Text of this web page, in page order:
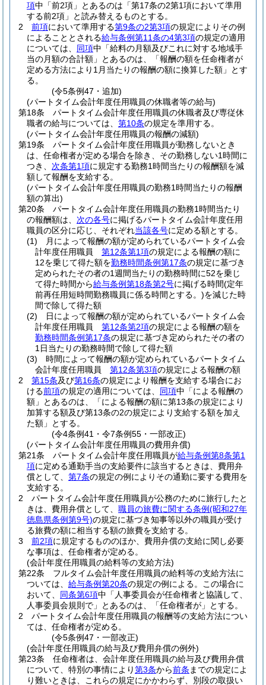
項中「前2項」とあるのは「第17条の2第1項において準用
する前2項」と読み替えるものとする。
2
前項において準用する第9条の2第3項の規定によりその例
によることとされる給与条例第11条の4第3項の規定の適用
については、 同項中「給料の月額及びこれに対する地域手
当の月額の合計額」とあるのは、「報酬の額を任命権者が
定める方法により1月当たりの報酬の額に換算した額」とす
る。
(令5条例47・追加)
(パートタイム会計年度任用職員の休職者等の給与)
第18条
パートタイム会計年度任用職員の休職者及び専従休
職者の給与については、 第10条の規定を準用する。
(パートタイム会計年度任用職員の報酬の減額)
第19条
パートタイム会計年度任用職員が勤務しないとき
は、任命権者が定める場合を除き、その勤務しない1時間に
つき、 次条第1項に規定する勤務1時間当たりの報酬額を減
額して報酬を支給する。
(パートタイム会計年度任用職員の勤務1時間当たりの報酬
額の算出)
第20条
パートタイム会計年度任用職員の勤務1時間当たり
の報酬額は、 次の各号に掲げるパートタイム会計年度任用
職員の区分に応じ、それぞれ当該各号に定める額とする。
(1)
月によって報酬の額が定められているパートタイム会
計年度任用職員 第12条第1項の規定による報酬の額に
12を乗じて得た額を勤務時間条例第17条の規定に基づき
定められたその者の1週間当たりの勤務時間に52を乗じ
て得た時間から給与条例第18条第2号に掲げる時間(定年
前再任用短時間勤務職員に係る時間とする。)を減じた時
間で除して得た額
(2)
日によって報酬の額が定められているパートタイム会
計年度任用職員 第12条第2項の規定による報酬の額を
勤務時間条例第17条の規定に基づき定められたその者の
1日当たりの勤務時間で除して得た額
(3)
時間によって報酬の額が定められているパートタイム
会計年度任用職員 第12条第3項の規定による報酬の額
2
第15条及び第16条の規定により報酬を支給する場合にお
ける前項の規定の適用については、 同項中「による報酬の
額」とあるのは、「による報酬の額に第13条の規定により
加算する額及び第13条の2の規定により支給する額を加え
た額」とする。
(令4条例41・令7条例55・一部改正)
(パートタイム会計年度任用職員の費用弁償)
第21条
パートタイム会計年度任用職員が給与条例第8条第1
項に定める通勤手当の支給要件に該当するときは、費用弁
償として、 第7条の規定の例によりその通勤に要する費用を
支給する。
2
パートタイム会計年度任用職員が公務のために旅行したと
きは、費用弁償として、 職員の旅費に関する条例(昭和27年
徳島県条例第9号)の規定に基づき知事等以外の職員が受け
る旅費の額に相当する額の旅費を支給する。
3
前2項に規定するもののほか、費用弁償の支給に関し必要
な事項は、任命権者が定める。
(会計年度任用職員の給料等の支給方法)
第22条
フルタイム会計年度任用職員の給料等の支給方法に
ついては、 給与条例第20条の規定の例による。
この場合に
おいて、 同条第6項中「人事委員会が任命権者と協議して、
人事委員会規則で」とあるのは、「任命権者が」とする。
2
パートタイム会計年度任用職員の報酬等の支給方法につい
ては、任命権者が定める。
(令5条例47・一部改正)
(会計年度任用職員の給与及び費用弁償の例外)
第23条
任命権者は、会計年度任用職員の給与及び費用弁償
について、特別の事情により第3条から前条 までの規定によ
り難いときは、これらの規定にかかわらず、別段の取扱い